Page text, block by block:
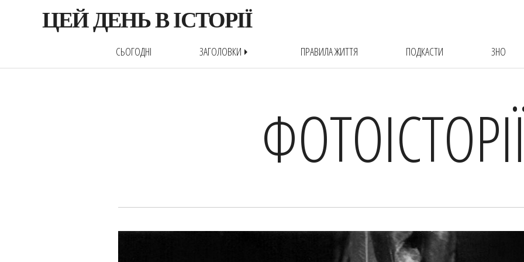
ЦЕЙ ДЕНЬ В ІСТОРІЇ
СЬОГОДНІ ЗАГОЛОВКИarrow_right ПРАВИЛА ЖИТТЯ ПОДКАСТИ ЗНО